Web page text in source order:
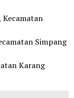
Kecamatan
Simpang
Karang